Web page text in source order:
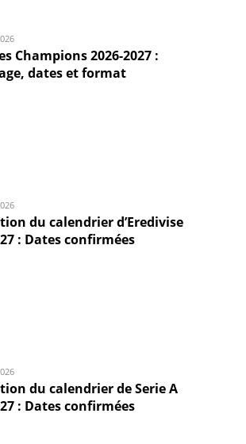
Champions 2026-2027 :
dates et format
du calendrier d’Eredivise
: Dates confirmées
du calendrier de Serie A
: Dates confirmées